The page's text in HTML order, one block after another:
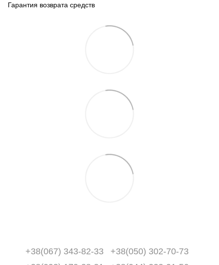
Гарантия возврата средств
+38(067) 343-82-33
+38(050) 302-70-73